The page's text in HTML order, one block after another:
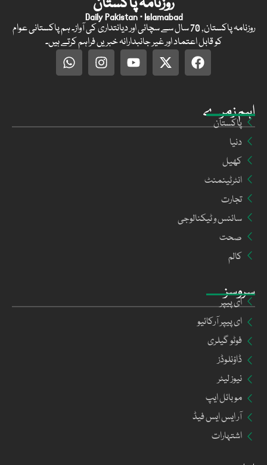
سروسز
ای پیپر
ای پیپر آرکائیو
فوٹو گیلری
ڈاؤنلوڈز
نیوز لیٹر
موبائل ایپ
آر ایس ایس فیڈ
اشتہارات
اہم زمرے
پاکستان
دنیا
کھیل
انٹرٹینمنٹ
تجارت
سائنس و ٹیکنالوجی
صحت
کالم
Daily Pakistan · Islamabad
روزنامہ پاکستان, 70 سال سے سچائی اور دیانتداری کی آواز۔ ہم پاکستانی عوام
کو قابل اعتماد اور غیر جانبدارانہ خبریں فراہم کرتے ہیں۔